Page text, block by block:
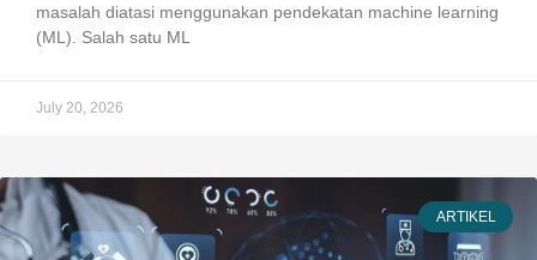
masalah diatasi menggunakan pendekatan machine learning
(ML). Salah satu ML
July 20, 2026
ARTIKEL